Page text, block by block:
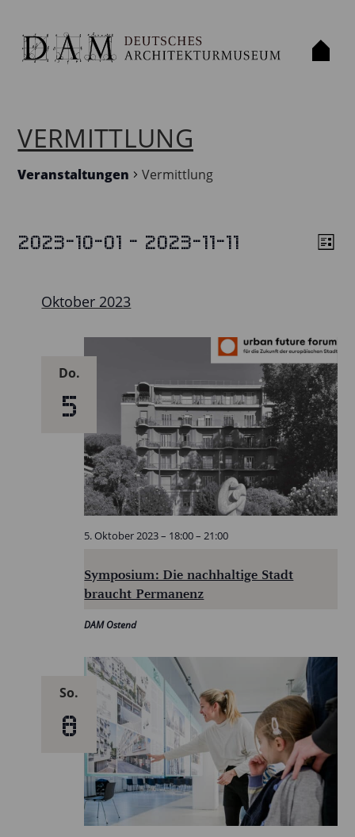
VERMITTLUNG
Veranstaltungen Vermittlung
VERANSTALTUNGEN Liste
2023-10-01 - 2023-11-11
wählen.
Oktober 2023
Do.
5
Symposium: Die nachhaltige Stadt
braucht Permanenz
5. Oktober 2023 – 18:00–21:00
DAM Ostend
So.
8